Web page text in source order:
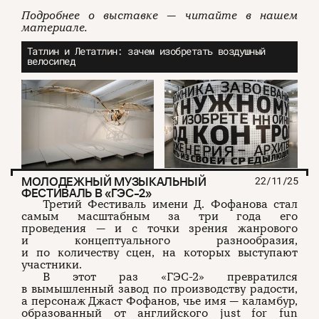
Подробнее о выставке — читайте в нашем
материале.
Татлин и Летатлин: зачем изобретать воздушный
велосипед
МОЛОДЕЖНЫЙ МУЗЫКАЛЬНЫЙ
ФЕСТИВАЛЬ В «ГЭС-2»
22/11/25
Третий Фестиваль имени Д. Фофанова стал
самым масштабным за три года его
проведения — и с точки зрения жанрового
и концептуального разнообразия,
и по количеству сцен, на которых выступают
участники.
В этот раз «ГЭС-2» превратился
в вымышленный завод по производству радости,
а персонаж Джаст Фофанов, чье имя — каламбур,
образованный от английского just for fun